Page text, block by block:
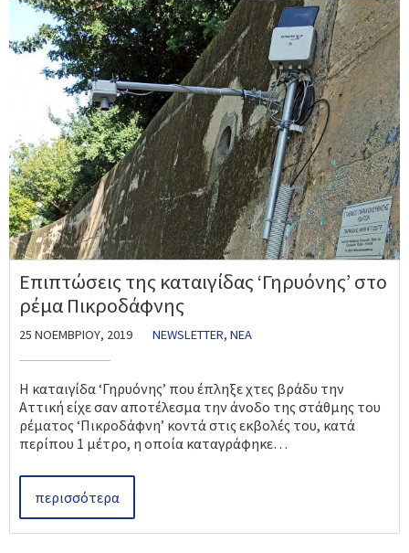
Επιπτώσεις της καταιγίδας ‘Γηρυόνης’ στο
ρέμα Πικροδάφνης
25 ΝΟΕΜΒΡΊΟΥ, 2019 NEWSLETTER, ΝΈΑ
Η καταιγίδα ‘Γηρυόνης’ που έπληξε χτες βράδυ την
Αττική είχε σαν αποτέλεσμα την άνοδο της στάθμης του
ρέματος ‘Πικροδάφνη’ κοντά στις εκβολές του, κατά
περίπου 1 μέτρο, η οποία καταγράφηκε…
περισσότερα